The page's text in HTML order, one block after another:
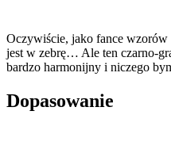
Oczywiście, jako fance wzorów
jest w zebrę… Ale ten czarno-
bardzo harmonijny i niczego
Dopasowanie